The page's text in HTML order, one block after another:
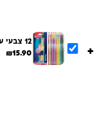
+
12 צבעי עפרון NIGHTFALL מאפד Maped
₪15.90